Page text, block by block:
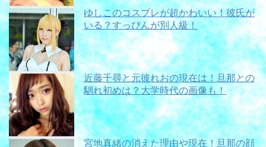
ゆしこのコスプレが超かわいい！彼氏が
いる？すっぴんが別人級！
近藤千尋と元彼れおの現在は！旦那との
馴れ初めは？大学時代の画像も！
宮地真緒の消えた理由や現在！旦那の顔